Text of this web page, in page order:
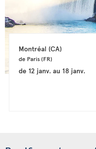
Montréal (CA)
de Paris (FR)
de 12 janv.au 18 janv.